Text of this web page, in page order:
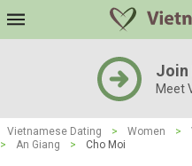
Join
Meet
Vietnamese Dating > Women >
>
An Giang > Cho Moi